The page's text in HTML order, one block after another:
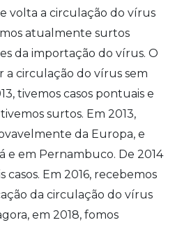
volta a circulação do vírus
atualmente surtos
da importação do vírus. O
a circulação do vírus sem
tivemos casos pontuais e
surtos. Em 2013,
da Europa, e
e em Pernambuco. De 2014
casos. Em 2016, recebemos
da circulação do vírus
em 2018, fomos